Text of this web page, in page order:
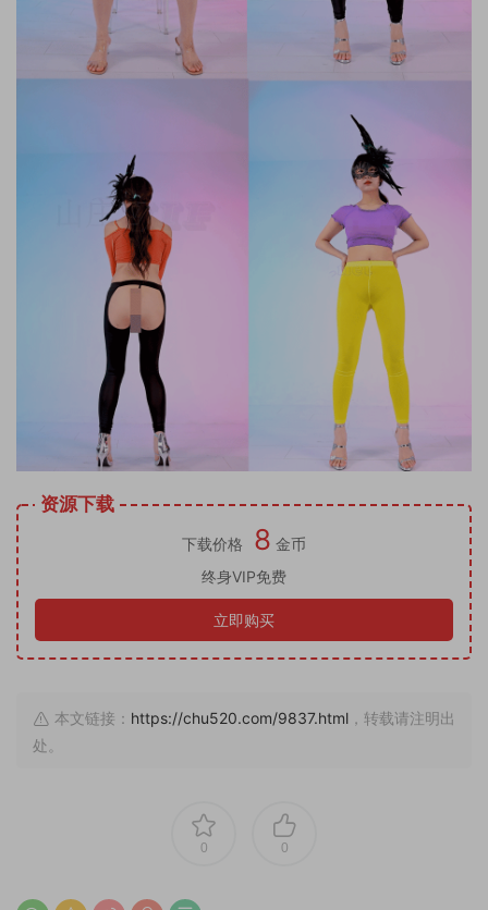
资源下载
下载价格 8 金币
终身VIP免费
立即购买
本文链接： https://chu520.com/9837.html ，转载请注明出
处。
0 0